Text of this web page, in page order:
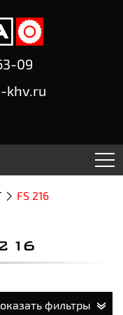
09
khv.ru
FS 216
фильтры